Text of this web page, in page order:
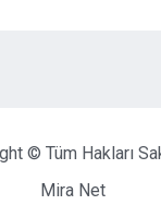
© Tüm Hakları
Mira Net